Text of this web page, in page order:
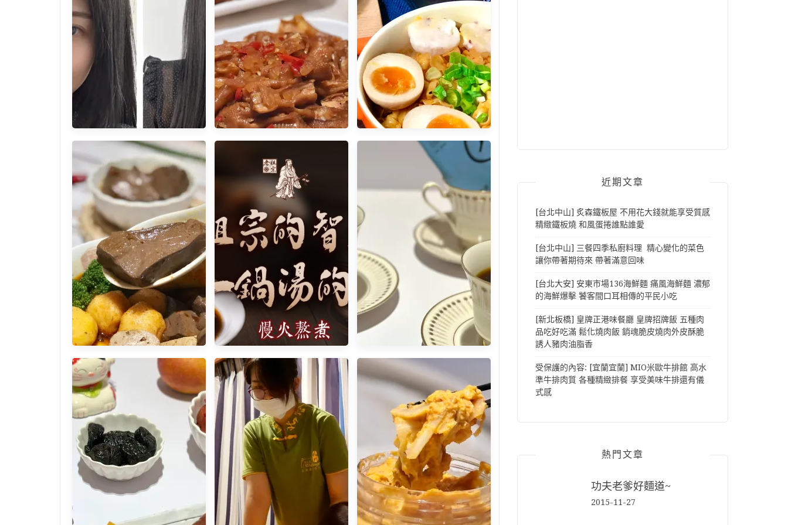
[文山區染髮推薦] 政大wor
hair 店長巧手下髮色將膚色稱
托出更白晰
[宅配美食] 輕鬆大廚 蠔油煙燻
鳳爪涮嘴彈牙餐桌必備小菜 紅
油抄手夠味白油抄手香氣迷人
好市多好物推薦 蕭敬騰 老蕭拌
麵(椒麻微辣)
[宅配美食] 華府美食麻辣鴨血
讓我一秒吃到果凍鴨血 韓式魚
板麻辣鍋 麻辣燙
網友推薦 • 精燉補湯 一年四季
都可以喝 康寶藥燉排骨全新網
路品牌 老祖宗藥膳排骨
重啟咖啡是我上班最愛的杯續
命咖啡 濾掛咖啡 口感圓潤滑順
不苦不澀 非常舒服
近期文章
[台北中山] 炙森鐵板屋 不用花大錢就能享受質感
精緻鐵板燒 和風蛋捲誰點誰愛
[台北中山] 三餐四季私廚料理 精心變化的菜色
讓你帶著期待來 帶著滿意回味
[台北大安] 安東市場136海鮮麵 痛風海鮮麵 濃郁
的海鮮爆擊 饕客間口耳相傳的平民小吃
[新北板橋] 皇牌正港味餐廳 皇牌招牌飯 五種肉
品吃好吃滿 鬆化燒肉飯 銷魂脆皮燒肉外皮酥脆
誘人豬肉油脂香
受保護的內容: [宜蘭宜蘭] MIO米歐牛排館 高水
準牛排肉質 各種精緻排餐 享受美味牛排還有儀
式感
熱門文章
功夫老爹好麵道~
2015-11-27